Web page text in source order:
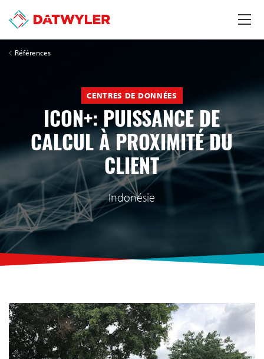
Références
CENTRES DE DONNÉES
ICON+: PUISSANCE DE
CALCUL À PROXIMITÉ DU
CLIENT
Indonésie